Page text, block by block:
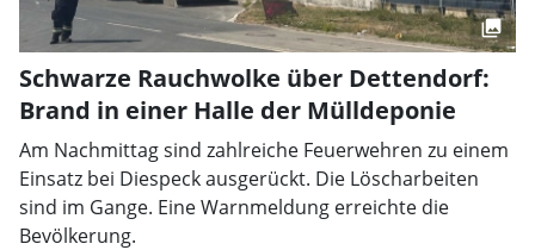
Schwarze Rauchwolke über Dettendorf:
Brand in einer Halle der Mülldeponie
Am Nachmittag sind zahlreiche Feuerwehren zu einem
Einsatz bei Diespeck ausgerückt. Die Löscharbeiten
sind im Gange. Eine Warnmeldung erreichte die
Bevölkerung.